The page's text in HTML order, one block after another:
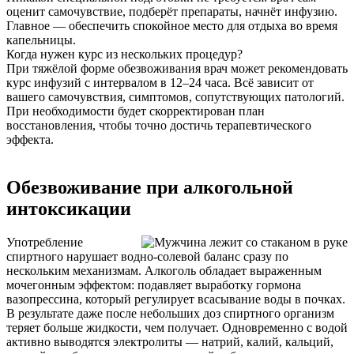
оценит самочувствие, подберёт препараты, начнёт инфузию.
Главное — обеспечить спокойное место для отдыха во время
капельницы.
Когда нужен курс из нескольких процедур?
При тяжёлой форме обезвоживания врач может рекомендовать
курс инфузий с интервалом в 12–24 часа. Всё зависит от
вашего самочувствия, симптомов, сопутствующих патологий.
При необходимости будет скорректирован план
восстановления, чтобы точно достичь терапевтического
эффекта.
Обезвоживание при алкогольной
интоксикации
Употребление
спиртного нарушает водно-солевой баланс сразу по
нескольким механизмам. Алкоголь обладает выраженным
мочегонным эффектом: подавляет выработку гормона
вазопрессина, который регулирует всасывание воды в почках.
В результате даже после небольших доз спиртного организм
теряет больше жидкости, чем получает. Одновременно с водой
активно выводятся электролиты — натрий, калий, кальций,